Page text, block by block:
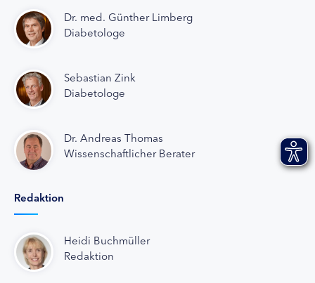
Dr. med. Günther Limberg
Diabetologe
Sebastian Zink
Diabetologe
Dr. Andreas Thomas
Wissenschaftlicher Berater
Redaktion
Heidi Buchmüller
Redaktion